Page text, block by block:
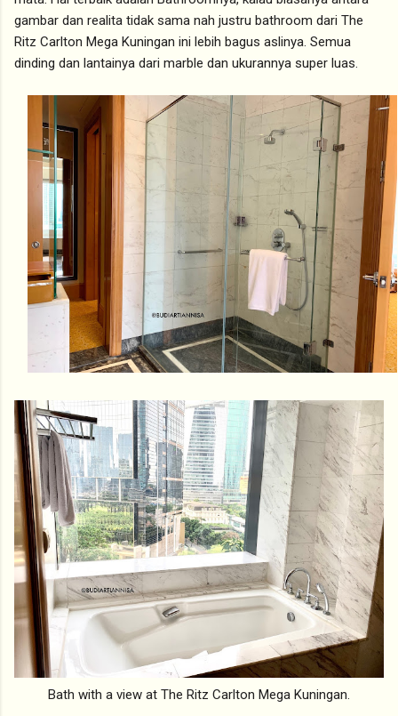
gambar dan realita tidak sama nah justru bathroom dari The
Ritz Carlton Mega Kuningan ini lebih bagus aslinya. Semua
dinding dan lantainya dari marble dan ukurannya super luas.
Bath with a view at The Ritz Carlton Mega Kuningan.